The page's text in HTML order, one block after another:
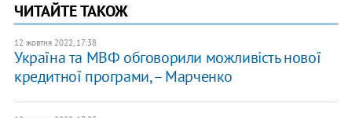
ЧИТАЙТЕ ТАКОЖ
12 жовтня 2022, 17:38
Україна та МВФ обговорили можливість нової
кредитної програми, – Марченко